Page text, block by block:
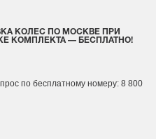
КОЛЕС ПО МОСКВЕ ПРИ
КОМПЛЕКТА — БЕСПЛАТНО!
по бесплатному номеру: 8 800